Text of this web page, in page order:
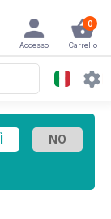
0
Carrello
Accesso